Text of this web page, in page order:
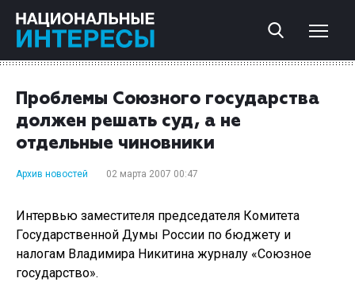
Проблемы Союзного государства
должен решать суд, а не
отдельные чиновники
Архив новостей 02 марта 2007 00:47
Интервью заместителя председателя Комитета
Государственной Думы России по бюджету и
налогам Владимира Никитина журналу «Союзное
государство».